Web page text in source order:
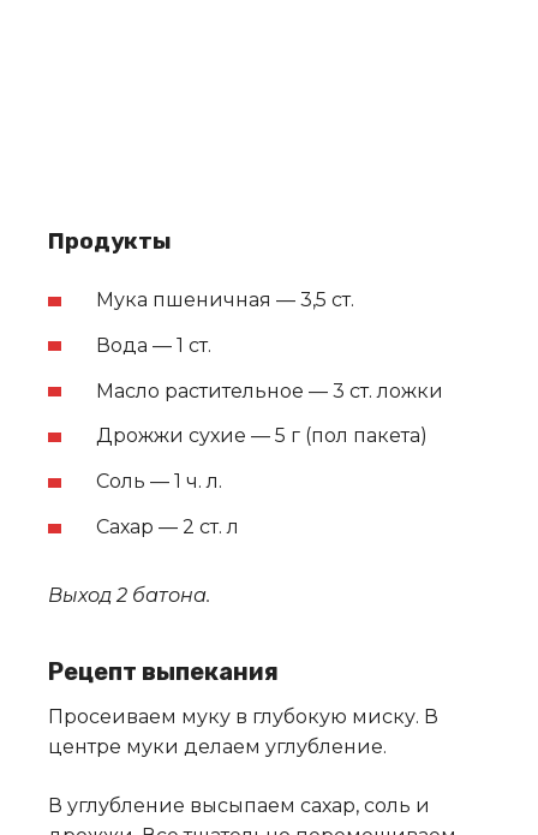
Продукты
Мука пшеничная — 3,5 ст.
Вода — 1 ст.
Масло растительное — 3 ст. ложки
Дрожжи сухие — 5 г (пол пакета)
Соль — 1 ч. л.
Сахар — 2 ст. л
Выход 2 батона.
Рецепт выпекания
Просеиваем муку в глубокую миску. В
центре муки делаем углубление.
В углубление высыпаем сахар, соль и